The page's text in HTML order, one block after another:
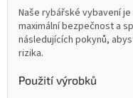
Naše rybářské vybavení
maximální bezpečnost a
následujících pokynů,
rizika.
Použití výrobků